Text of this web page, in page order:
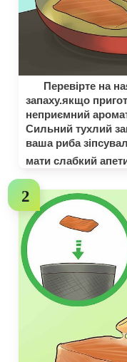
Перевірте на
запаху.якщо
неприємний
Сильний тухлий
ваша риба
мати слабкий